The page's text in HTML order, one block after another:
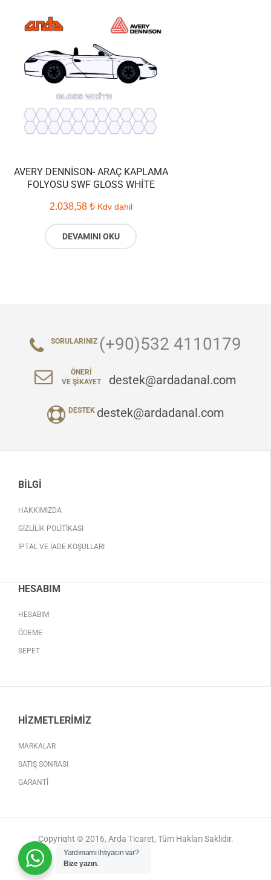
AVERY DENNISON- ARAÇ KAPLAMA
FOLYOSU SWF GLOSS WHITE
2.038,58 ₺ Kdv dahil
DEVAMINI OKU
SORULARINIZ (+90)532 4110179
ÖNERI
VE ŞIKAYET
destek@ardadanal.com
DESTEK destek@ardadanal.com
BILGI
HAKKIMIZDA
GIZLILIK POLITIKASI
İPTAL VE İADE KOŞULLARI
HESABIM
HESABIM
ÖDEME
SEPET
HIZMETLERIMIZ
MARKALAR
SATIŞ SONRASI
GARANTI
Copyright © 2016, Arda Ticaret, Tüm Hakları Saklıdır.
Yardımamı ihtiyacın var?
Bize yazın.